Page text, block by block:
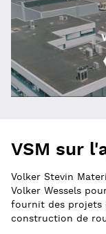
VSM sur
Volker Stevin
Volker Wessels
fournit des projets
construction de